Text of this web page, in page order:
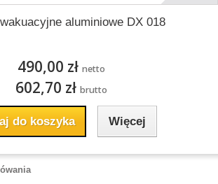
aluminiowe DX 018
490,00 zł netto
602,70 zł brutto
do koszyka Więcej